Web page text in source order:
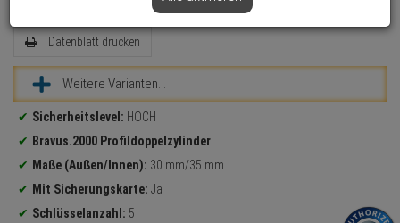
Datenblatt drucken
Weitere Varianten...
Produktinformationen
Sicherheitslevel: HOCH
Bravus.2000 Profildoppelzylinder
Maße (Außen/Innen): 30 mm/35 mm
Mit Sicherungskarte: Ja
Schlüsselanzahl: 5